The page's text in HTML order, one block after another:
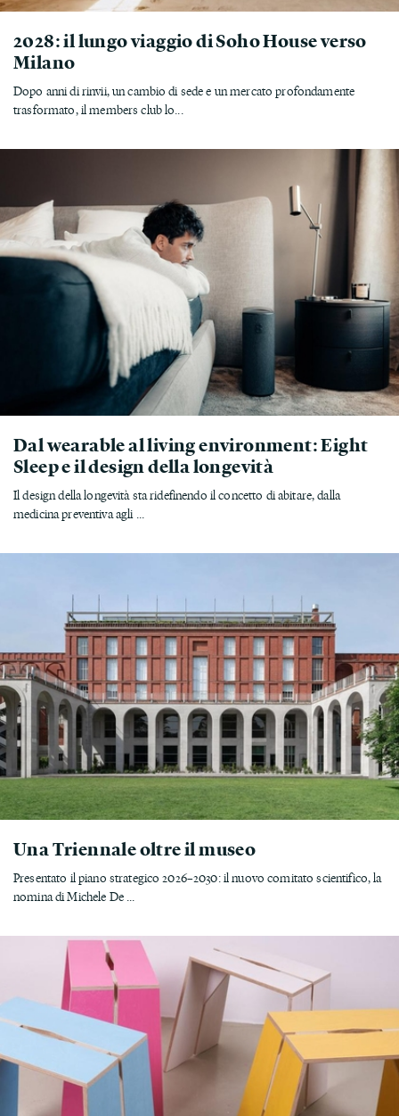
2028: il lungo viaggio di Soho House verso
Milano
Dopo anni di rinvii, un cambio di sede e un mercato profondamente
trasformato, il members club lo...
Dal wearable al living environment: Eight
Sleep e il design della longevità
Il design della longevità sta ridefinendo il concetto di abitare, dalla
medicina preventiva agli ...
Una Triennale oltre il museo
Presentato il piano strategico 2026–2030: il nuovo comitato scientifico, la
nomina di Michele De ...